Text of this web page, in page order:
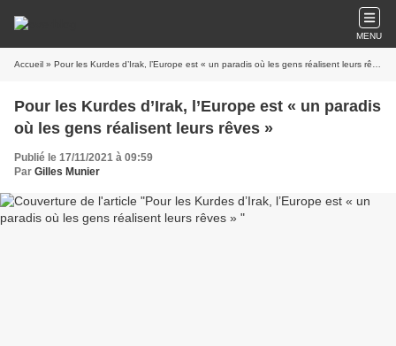
MENU
Accueil » Pour les Kurdes d’Irak, l’Europe est « un paradis où les gens réalisent leurs rêves »
Pour les Kurdes d’Irak, l’Europe est « un paradis
où les gens réalisent leurs rêves »
Publié le 17/11/2021 à 09:59
Par Gilles Munier